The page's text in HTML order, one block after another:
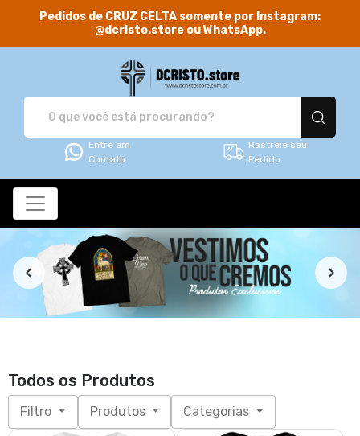
Pedidos de CRUZ CELTA somente por Instagram:
@dcristo.store ou WhatsApp.
Entre em
Contato
Rastreie seu
Pedido
Todos os Produtos
Filtro Produtos Categorias